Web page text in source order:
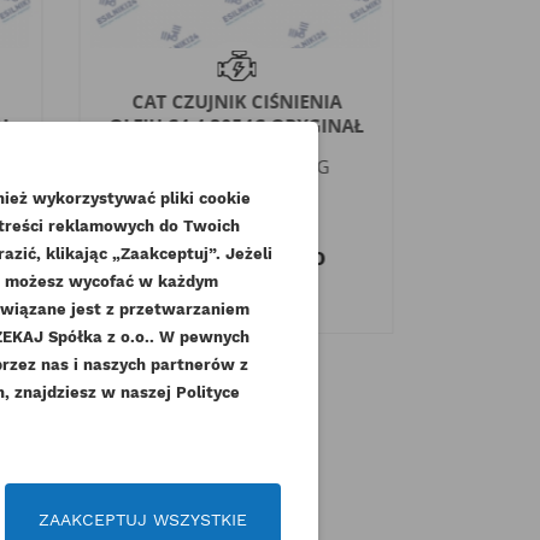
CAT CZUJNIK CIŚNIENIA
OLEJU C4.4 3054C ORYGINAŁ
237-4894-ORG
Dostępny
110,70 złBrutto
90,00 zł
wykorzystywać pliki cookie
reklamowych do Twoich
klikając „Zaakceptuj”. Jeżeli
wycofać w każdym
jest z przetwarzaniem
Spółka z o.o.. W pewnych
nas i naszych partnerów z
znajdziesz w naszej Polityce
ZAAKCEPTUJ WSZYSTKIE